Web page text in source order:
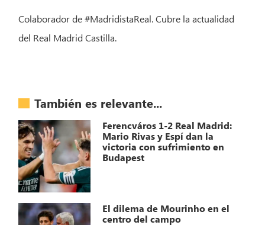
Colaborador de #MadridistaReal. Cubre la actualidad
del Real Madrid Castilla.
También es relevante...
Ferencváros 1-2 Real Madrid:
Mario Rivas y Espí dan la
victoria con sufrimiento en
Budapest
El dilema de Mourinho en el
centro del campo